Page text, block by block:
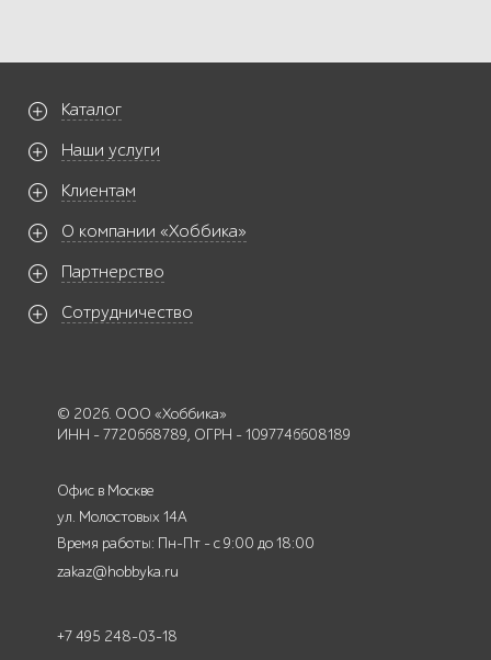
Каталог
Наши услуги
Клиентам
О компании «Хоббика»
Партнерство
Сотрудничество
© 2026. ООО «Хоббика»
ИНН - 7720668789, ОГРН - 1097746608189
Офис в Москве
ул. Молостовых 14А
Время работы: Пн-Пт - с 9:00 до 18:00
zakaz@hobbyka.ru
+7 495 248-03-18